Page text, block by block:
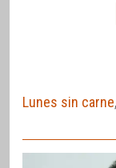
Lunes sin carne,